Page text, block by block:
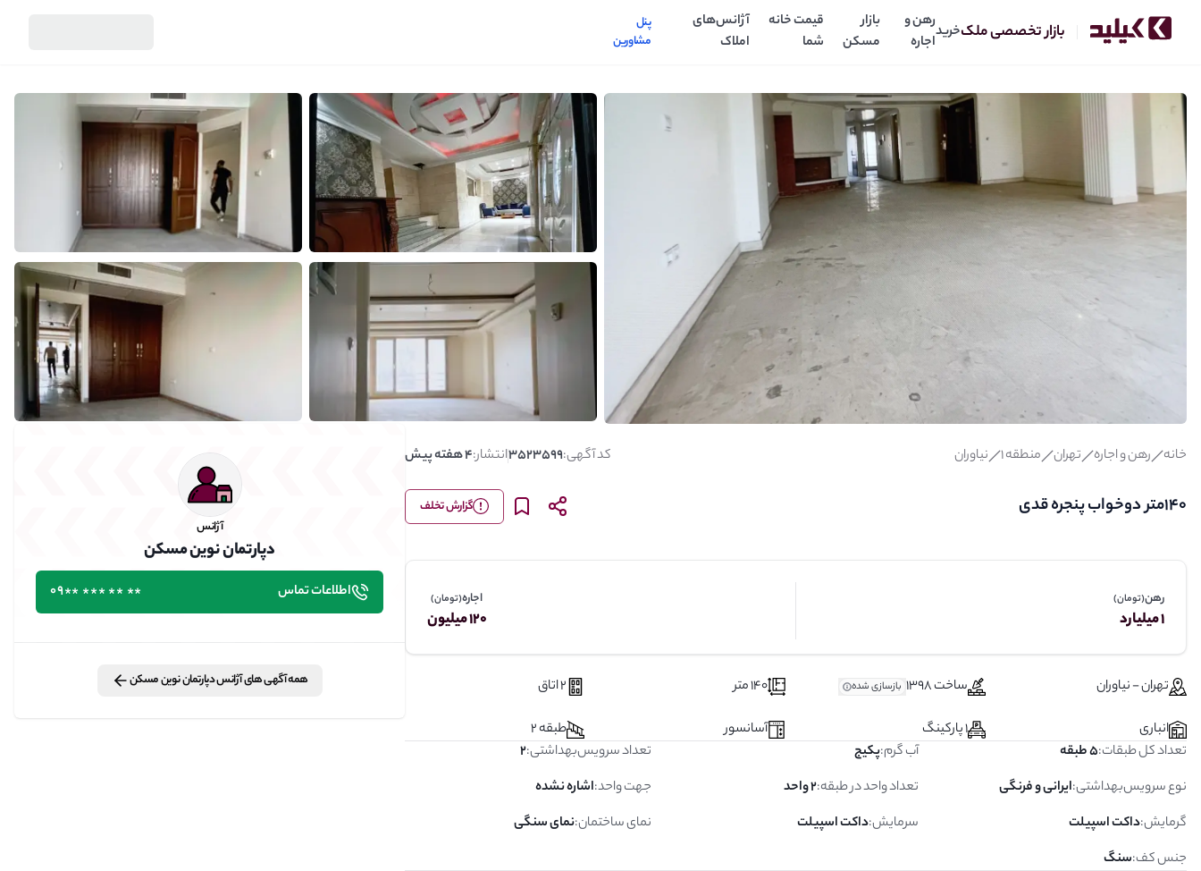
بازار تخصصی ملکخریدرهن و
اجاره
بازار
مسکن
قیمت خانه
شما
آژانس‌های
املاک
پنل
مشاورین
خانه رهن و اجاره تهران منطقه 1 نیاوران کد آگهی:3523599انتشار:4 هفته پیش
140متر دوخواب پنجره قدی گزارش تخلف
رهن(تومان)
1 میلیارد
اجاره(تومان)
120 میلیون
تهران - نیاوران ساخت 1398 بازسازی شده 140 متر
2 اتاق
انباری
1 پارکینگ آسانسور
طبقه 2
تعداد کل طبقات:5 طبقه آب گرم:پکیج تعداد سرویس‌بهداشتی:
2
نوع سرویس‌بهداشتی:ایرانی و فرنگی تعداد واحد در طبقه:2 واحد جهت واحد:اشاره نشده
گرمایش:داکت اسپیلت سرمایش:داکت اسپیلت نمای ساختمان:نمای سنگی
جنس کف:سنگ
140متر دوخواب پنجره قدی رهن:1میلیارداجاره:120میلیارد دپارتمان نوین مسکن اطلاعات تماس
آژانس
دپارتمان نوین مسکن
اطلاعات تماس ٭٭ ٭٭ ٭٭٭ ٭٭09
همه آگهی هایآژانسدپارتمان نوین مسکن